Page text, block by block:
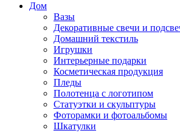
Дом
Вазы
Декоративные свечи и
Домашний текстиль
Игрушки
Интерьерные подарки
Косметическая продукция
Пледы
Полотенца с логотипом
Статуэтки и скульптуры
Фоторамки и фотоальбомы
Шкатулки